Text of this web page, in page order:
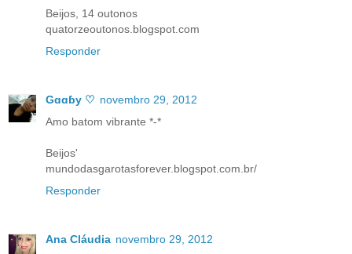
Beijos, 14 outonos
quatorzeoutonos.blogspot.com
Responder
Gɑɑɓy ♡ novembro 29, 2012
Amo batom vibrante *-*
Beijos'
mundodasgarotasforever.blogspot.com.br/
Responder
Ana Cláudia novembro 29, 2012